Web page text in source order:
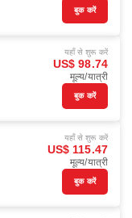
बुक करें
यहाँ से शुरू करें
US$ 98.74
मूल्य/यात्री
बुक करें
यहाँ से शुरू करें
US$ 115.47
मूल्य/यात्री
बुक करें